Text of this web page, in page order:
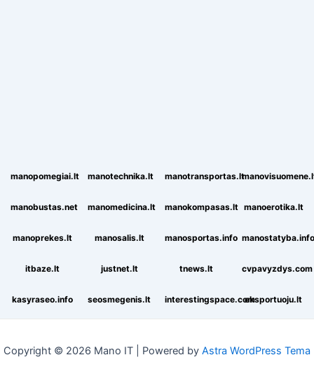
manopomegiai.lt manotechnika.lt manotransportas.lt
manobustas.net manomedicina.lt manokompasas.lt manoerotika.lt
manoprekes.lt manosalis.lt manosportas.info manostatyba.info
itbaze.lt justnet.lt tnews.lt cvpavyzdys.com
kasyraseo.info seosmegenis.lt interestingspace.comeksportuoju.lt
Copyright © 2026 Mano IT | Powered by Astra WordPress Tema